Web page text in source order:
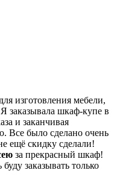
изготовления мебели,
заказывала шкаф-купе в
и заканчивая
Все было сделано очень
ещё скидку сделали!
за прекрасный шкаф!
заказывать только